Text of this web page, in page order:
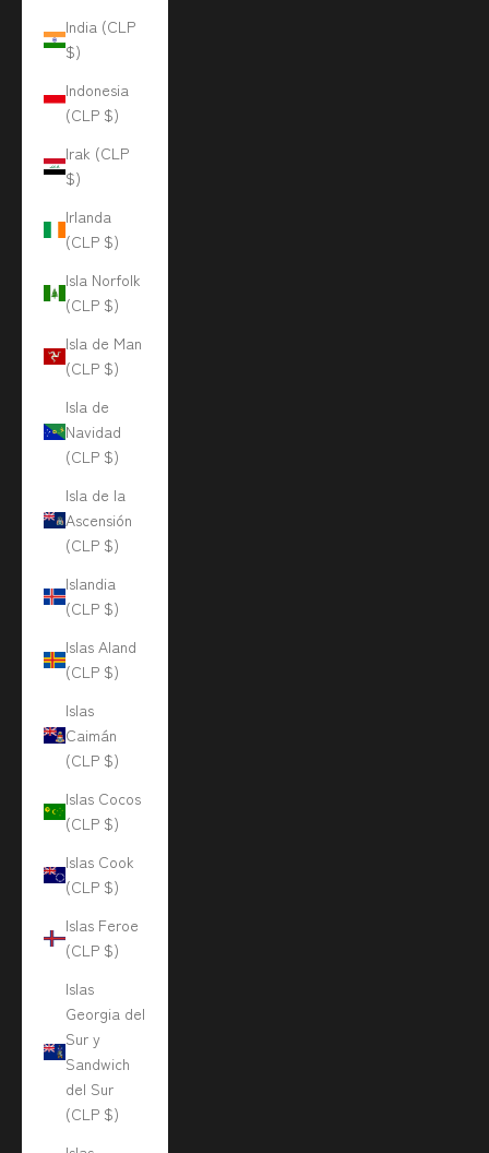
India (CLP
$)
Indonesia
(CLP $)
Irak (CLP
$)
Irlanda
(CLP $)
Isla Norfolk
(CLP $)
Isla de Man
(CLP $)
Isla de
Navidad
(CLP $)
Isla de la
Ascensión
(CLP $)
Islandia
(CLP $)
Islas Aland
(CLP $)
Islas
Caimán
(CLP $)
Islas Cocos
(CLP $)
Islas Cook
(CLP $)
Islas Feroe
(CLP $)
Islas
Georgia del
Sur y
Sandwich
del Sur
(CLP $)